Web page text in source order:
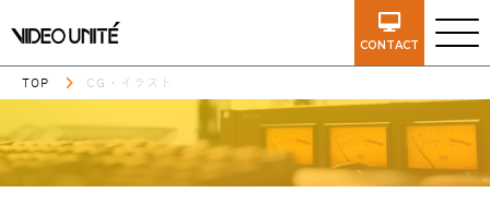
CONTACT
TOP CG・イラスト